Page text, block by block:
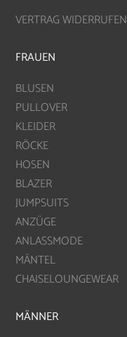
VERTRAG WIDERRUFEN
FRAUEN
BLUSEN
PULLOVER
KLEIDER
RÖCKE
HOSEN
BLAZER
JUMPSUITS
ANZÜGE
ANLASSMODE
MÄNTEL
CHAISELOUNGEWEAR
MÄNNER